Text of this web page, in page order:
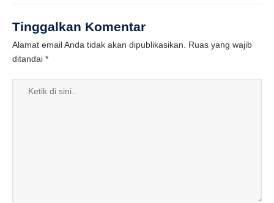
Tinggalkan Komentar
Alamat email Anda tidak akan dipublikasikan. Ruas yang wajib
ditandai *
Ketik